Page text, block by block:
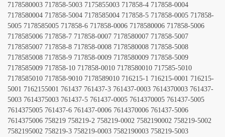
7178580003 717858-5003 7175855003 717858-4 717858-0004
7178580004 717858-5004 7178585004 717858-5 717858-0005 717858-
5005 7178585005 717858-6 717858-0006 7178580006 717858-5006
7178585006 717858-7 717858-0007 7178580007 717858-5007
7178585007 717858-8 717858-0008 7178580008 717858-5008
7178585008 717858-9 717858-0009 7178580009 717858-5009
7178585009 717858-10 717858-0010 7178580010 717585-5010
7178585010 717858-9010 7178589010 716215-1 716215-0001 716215-
5001 7162155001 761437 761437-3 761437-0003 7614370003 761437-
5003 7614375003 761437-5 761437-0005 7614370005 761437-5005
7614375005 761437-6 761437-0006 7614370006 761437-5006
7614375006 758219 758219-2 758219-0002 7582190002 758219-5002
7582195002 758219-3 758219-0003 7582190003 758219-5003